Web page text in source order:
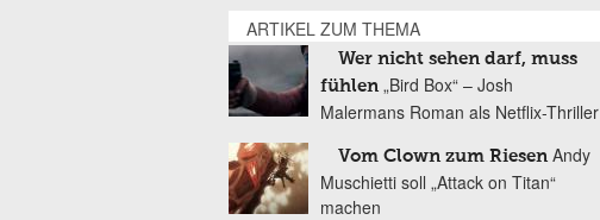
ARTIKEL ZUM THEMA
Wer nicht sehen darf, muss
fühlen „Bird Box“ – Josh
Malermans Roman als Netflix-Thriller
Vom Clown zum Riesen Andy
Muschietti soll „Attack on Titan“
machen